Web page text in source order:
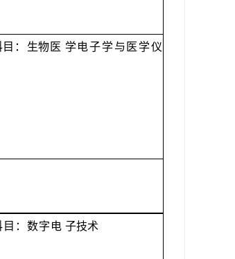
： 生物医 学电子学与医学仪
目：数字电 子技术